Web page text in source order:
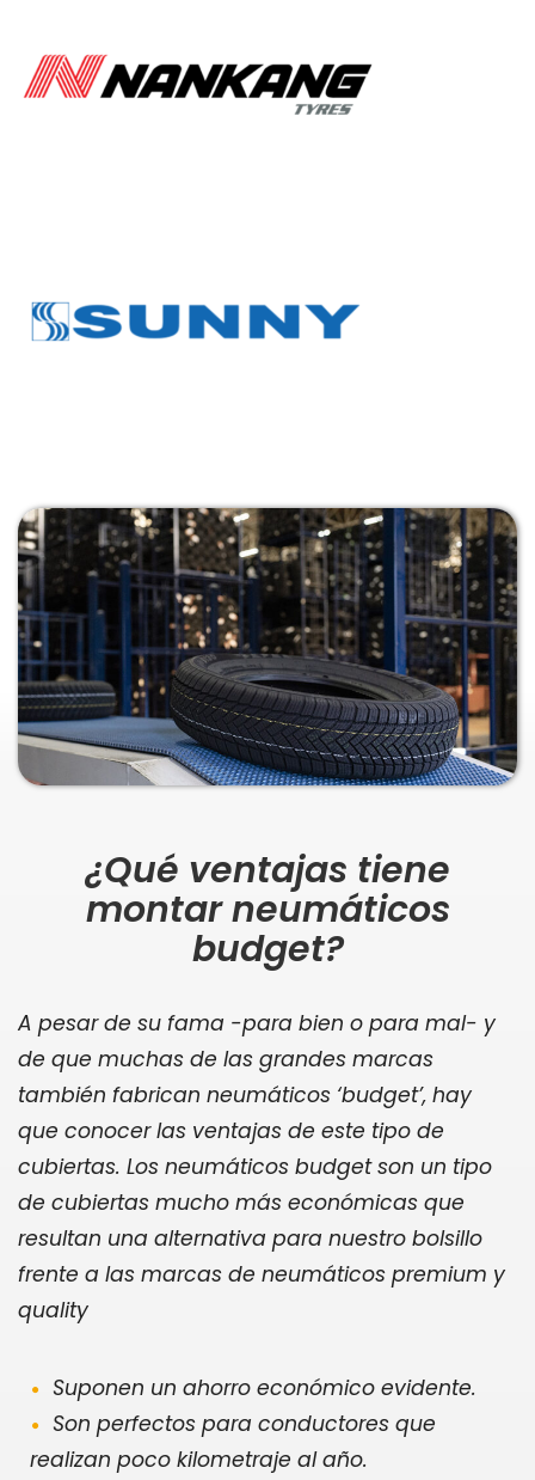
¿Qué ventajas tiene
montar neumáticos
budget?
A pesar de su fama -para bien o para mal- y
de que muchas de las grandes marcas
también fabrican neumáticos ‘budget’, hay
que conocer las ventajas de este tipo de
cubiertas. Los neumáticos budget son un tipo
de cubiertas mucho más económicas que
resultan una alternativa para nuestro bolsillo
frente a las marcas de neumáticos premium y
quality
Suponen un ahorro económico evidente.
Son perfectos para conductores que
realizan poco kilometraje al año.